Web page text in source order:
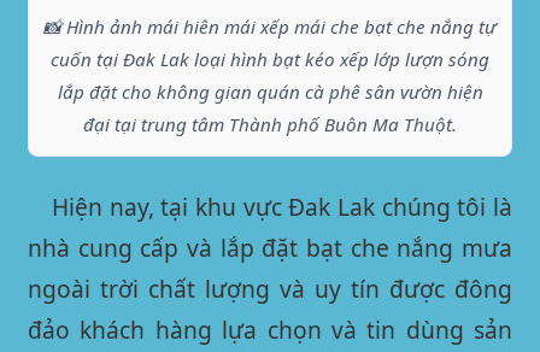
📸 Hình ảnh mái hiên mái xếp mái che bạt che nắng tự
cuốn tại Đak Lak loại hình bạt kéo xếp lớp lượn sóng
lắp đặt cho không gian quán cà phê sân vườn hiện
đại tại trung tâm Thành phố Buôn Ma Thuột.
Hiện nay, tại khu vựcĐak Lak chúng tôi là
nhà cung cấp và lắp đặt bạt che nắng mưa
ngoài trời chất lượng và uy tín được đông
đảo khách hàng lựa chọn và tin dùng sản